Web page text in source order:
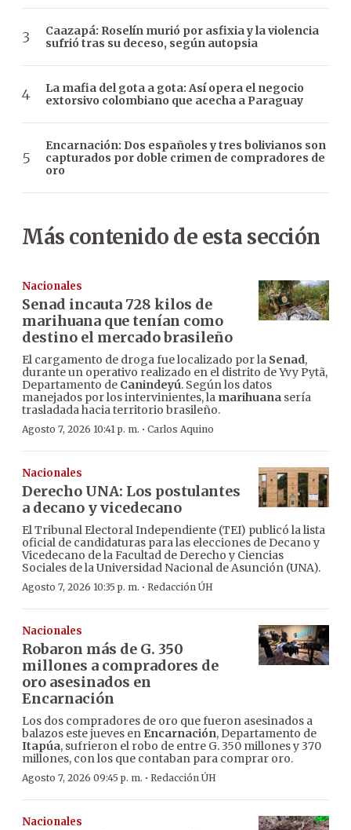
Caazapá: Roselín murió por asfixia y la violencia
sufrió tras su deceso, según autopsia
La mafia del gota a gota: Así opera el negocio
extorsivo colombiano que acecha a Paraguay
Encarnación: Dos españoles y tres bolivianos son
capturados por doble crimen de compradores de
oro
Más contenido de esta sección
Nacionales
Senad incauta 728 kilos de
marihuana que tenían como
destino el mercado brasileño
El cargamento de droga fue localizado por la Senad,
durante un operativo realizado en el distrito de Yvy Pytã,
Departamento de Canindeyú. Según los datos
manejados por los intervinientes, la marihuana sería
trasladada hacia territorio brasileño.
Agosto 7, 2026 10:41 p. m. · Carlos Aquino
Nacionales
Derecho UNA: Los postulantes
a decano y vicedecano
El Tribunal Electoral Independiente (TEI) publicó la lista
oficial de candidaturas para las elecciones de Decano y
Vicedecano de la Facultad de Derecho y Ciencias
Sociales de la Universidad Nacional de Asunción (UNA).
Agosto 7, 2026 10:35 p. m. · Redacción ÚH
Nacionales
Robaron más de G. 350
millones a compradores de
oro asesinados en
Encarnación
Los dos compradores de oro que fueron asesinados a
balazos este jueves en Encarnación, Departamento de
Itapúa, sufrieron el robo de entre G. 350 millones y 370
millones, con los que contaban para comprar oro.
Agosto 7, 2026 09:45 p. m. · Redacción ÚH
Nacionales